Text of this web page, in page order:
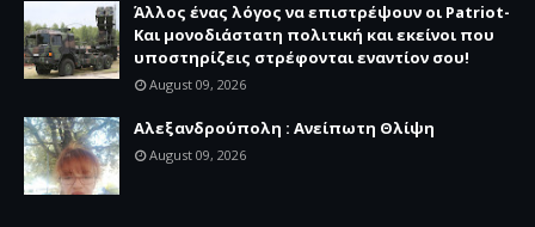
Άλλος ένας λόγος να επιστρέψουν οι Patriot-
Και μονοδιάστατη πολιτική και εκείνοι που
υποστηρίζεις στρέφονται εναντίον σου!
August 09, 2026
Αλεξανδρούπολη : Ανείπωτη Θλίψη
August 09, 2026